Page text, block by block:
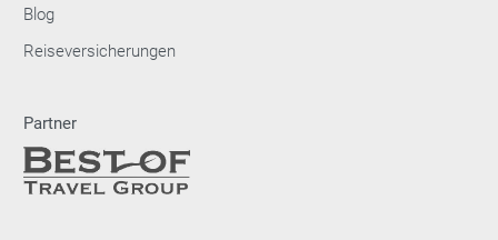
Blog
Reiseversicherungen
Partner